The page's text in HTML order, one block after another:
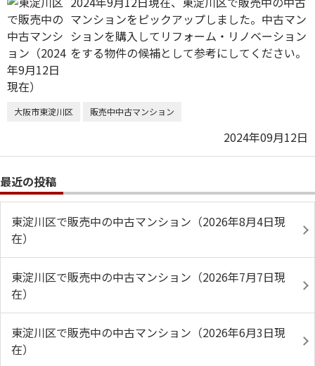
マンションをピックアップしました。中古マン
ションを購入してリフォーム・リノベーション
をする物件の候補として参考にしてください。
大阪市東淀川区 販売中中古マンション
2024年09月12日
最近の投稿
東淀川区で販売中の中古マンション（2026年8月4日現
在）
東淀川区で販売中の中古マンション（2026年7月7日現
在）
東淀川区で販売中の中古マンション（2026年6月3日現
在）